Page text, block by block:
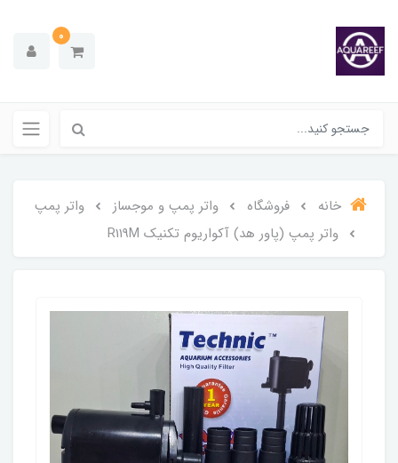
0
خانه فروشگاه واتر پمپ و موجساز
واتر پمپ
واتر پمپ (پاور هد) آکواریوم تکنیک R119M